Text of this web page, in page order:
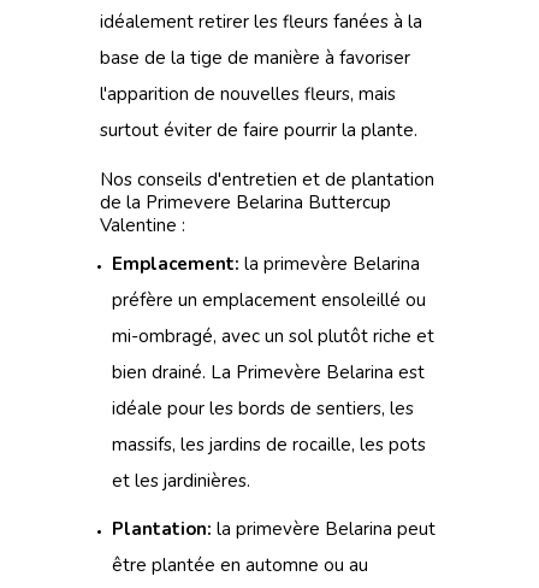
idéalement retirer les fleurs fanées à la
base de la tige de manière à favoriser
l'apparition de nouvelles fleurs, mais
surtout éviter de faire pourrir la plante.
Nos conseils d'entretien et de plantation
de la Primevere Belarina Buttercup
Valentine :
Emplacement: la primevère Belarina
préfère un emplacement ensoleillé ou
mi-ombragé, avec un sol plutôt riche et
bien drainé. La Primevère Belarina est
idéale pour les bords de sentiers, les
massifs, les jardins de rocaille, les pots
et les jardinières.
Plantation: la primevère Belarina peut
être plantée en automne ou au